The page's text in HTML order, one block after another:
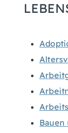
Bauen